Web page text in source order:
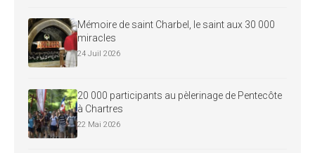
Mémoire de saint Charbel, le saint aux 30 000
miracles
24 Juil 2026
20 000 participants au pèlerinage de Pentecôte
à Chartres
22 Mai 2026